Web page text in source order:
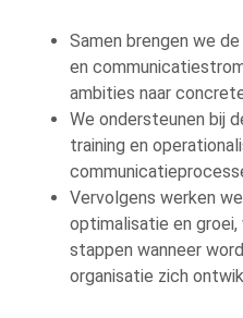
Samen brengen we
en
ambities naar
We ondersteunen bij
training en
Vervolgens werken
optimalisatie en
stappen wanneer
organisatie zich